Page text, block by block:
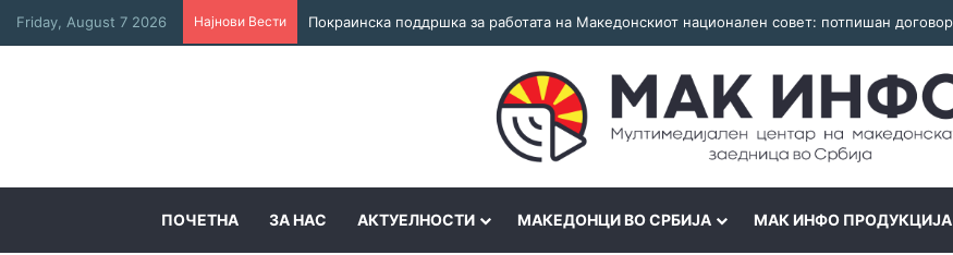
Friday, August 7 2026 Најнови Вести
ПОЧЕТНА ЗА НАС АКТУЕЛНОСТИ МАКЕДОНЦИ ВО СРБИЈА МАК ИНФО ПРОДУКЦИЈА